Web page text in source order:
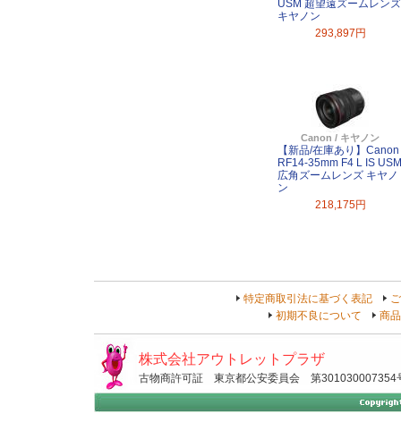
USM 超望遠ズームレンズ
キヤノン
293,897円
Canon / キヤノン
【新品/在庫あり】Canon
RF14-35mm F4 L IS USM
広角ズームレンズ キヤノ
ン
218,175円
特定商取引法に基づく表記
初期不良について
商
株式会社アウトレットプラザ
古物商許可証 東京都公安委員会 第301030007354